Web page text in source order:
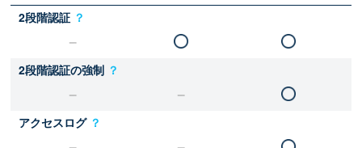
2段階認証 ？
2段階認証の強制 ？
アクセスログ ？